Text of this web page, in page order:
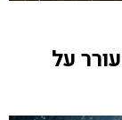
על